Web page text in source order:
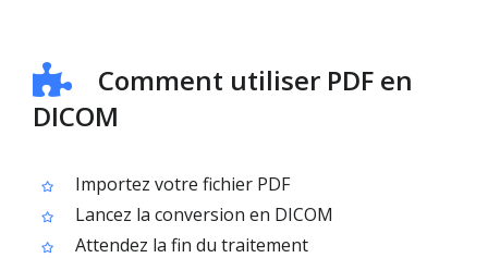
Comment utiliser PDF en
DICOM
Importez votre fichier PDF
Lancez la conversion en DICOM
Attendez la fin du traitement